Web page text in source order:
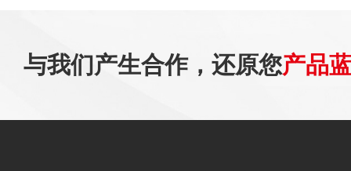
与我们产生合作，还原您产品